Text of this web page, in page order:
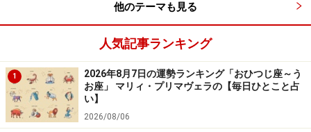
2024年4月5日の運勢「おとめ座」
出先に幸運の予感が。出張、旅行には積極的になりた
い。
他のテーマも見る
人気記事ランキング
1
2026年8月7日の運勢ランキング「おひつじ座～う
お座」 マリィ・プリマヴェラの【毎日ひとこと占
い】
2026/08/06